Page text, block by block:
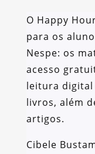
O Happy
para os
Nespe: os
acesso
leitura digital
livros, além
artigos.
Cibele